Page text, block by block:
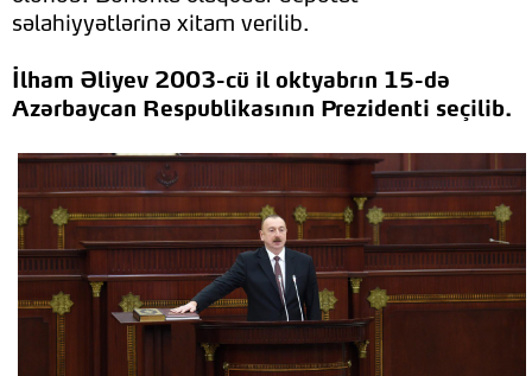
səlahiyyətlərinə xitam verilib.
İlham Əliyev 2003-cü il oktyabrın 15-də
Azərbaycan Respublikasının Prezidenti seçilib.